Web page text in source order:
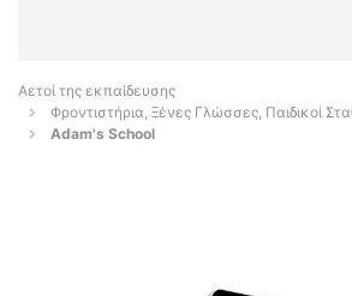
Αετοί της εκπαίδευσης
Φροντιστήρια, Ξένες Γλώσσες, Παιδικοί
Adam's School